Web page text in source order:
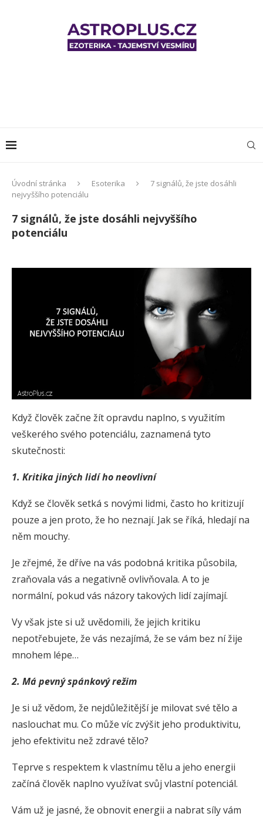
Úvodní stránka Esoterika
7 signálů, že jste dosáhli
nejvyššího potenciálu
7 signálů, že jste dosáhli nejvyššího
potenciálu
Když člověk začne žít opravdu naplno, s využitím
veškerého svého potenciálu, zaznamená tyto
skutečnosti:
1. Kritika jiných lidí ho neovlivní
Když se člověk setká s novými lidmi, často ho kritizují
pouze a jen proto, že ho neznají. Jak se říká, hledají na
něm mouchy.
Je zřejmé, že dříve na vás podobná kritika působila,
zraňovala vás a negativně ovlivňovala. A to je
normální, pokud vás názory takových lidí zajímají.
Vy však jste si už uvědomili, že jejich kritiku
nepotřebujete, že vás nezajímá, že se vám bez ní žije
mnohem lépe…
2. Má pevný spánkový režim
Je si už vědom, že nejdůležitější je milovat své tělo a
naslouchat mu. Co může víc zvýšit jeho produktivitu,
jeho efektivitu než zdravé tělo?
Teprve s respektem k vlastnímu tělu a jeho energii
začíná člověk naplno využívat svůj vlastní potenciál.
Vám už je jasné, že obnovit energii a nabrat síly vám